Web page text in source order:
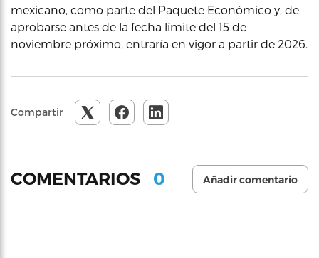
mexicano, como parte del Paquete Económico y, de
aprobarse antes de la fecha límite del 15 de
noviembre próximo, entraría en vigor a partir de 2026.
Compartir
COMENTARIOS 0 Añadir comentario